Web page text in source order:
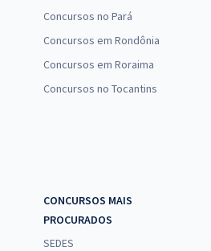
Concursos no Pará
Concursos em Rondônia
Concursos em Roraima
Concursos no Tocantins
CONCURSOS MAIS
PROCURADOS
SEDES